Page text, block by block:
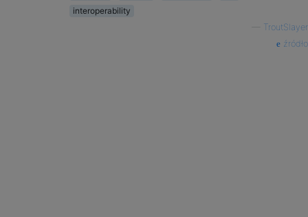
interoperability
TroutSlayer
źródło